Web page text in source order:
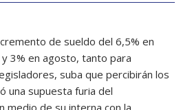
de sueldo del 6,5% en
3% en agosto, tanto para
suba que percibirán los
una supuesta furia del